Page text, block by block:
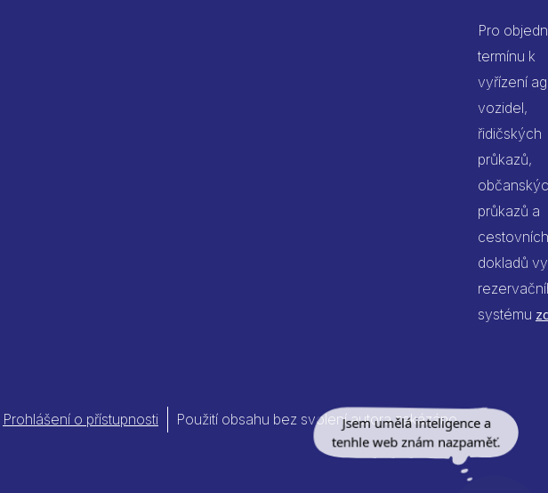
Pro
termínu k
vyřízení
vozidel,
řidičských
průkazů,
průkazů a
cestovních
dokladů
systému
Prohlášení o přístupnosti Použití obsahu bez svolení autora zakázáno
Jsem umělá inteligence a
tenhle web znám nazpaměť.